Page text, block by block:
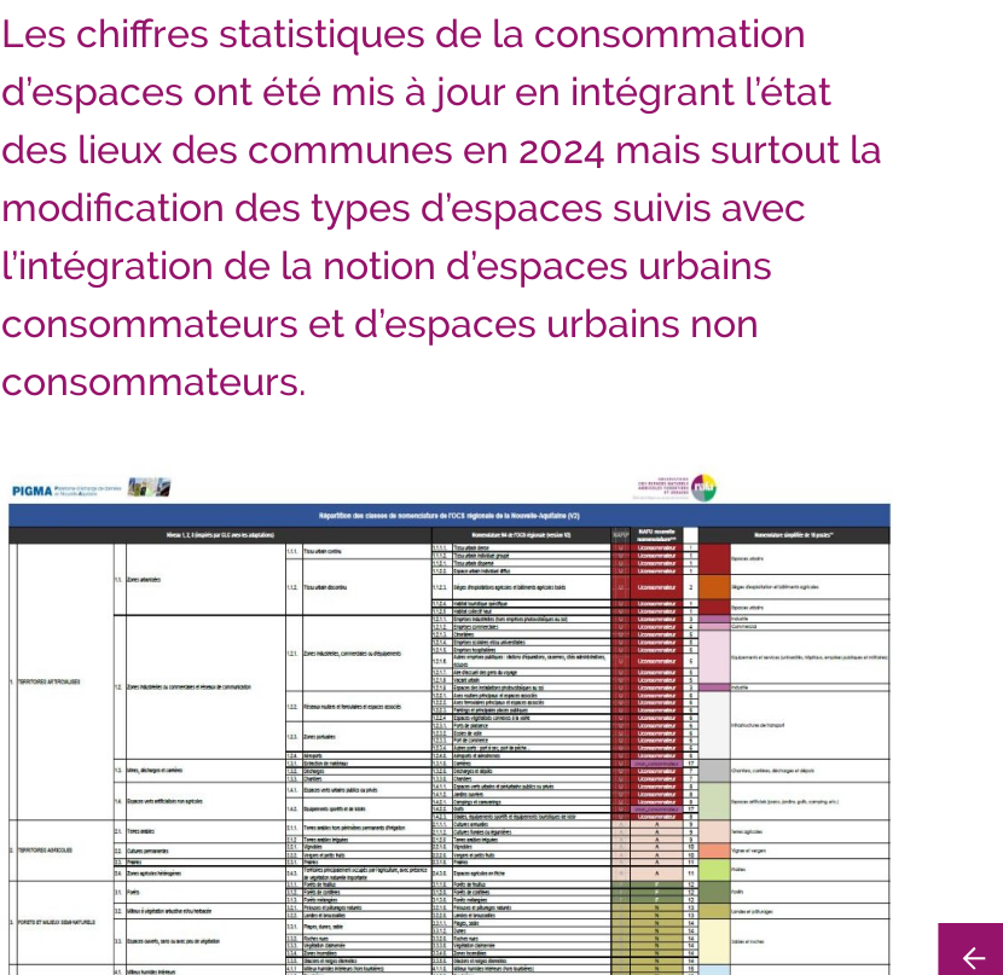
Les chiffres statistiques de la consommation
d’espaces ont été mis à jour en intégrant l’état
des lieux des communes en 2024 mais surtout la
modification des types d’espaces suivis avec
l’intégration de la notion d’espaces urbains
consommateurs et d’espaces urbains non
consommateurs.